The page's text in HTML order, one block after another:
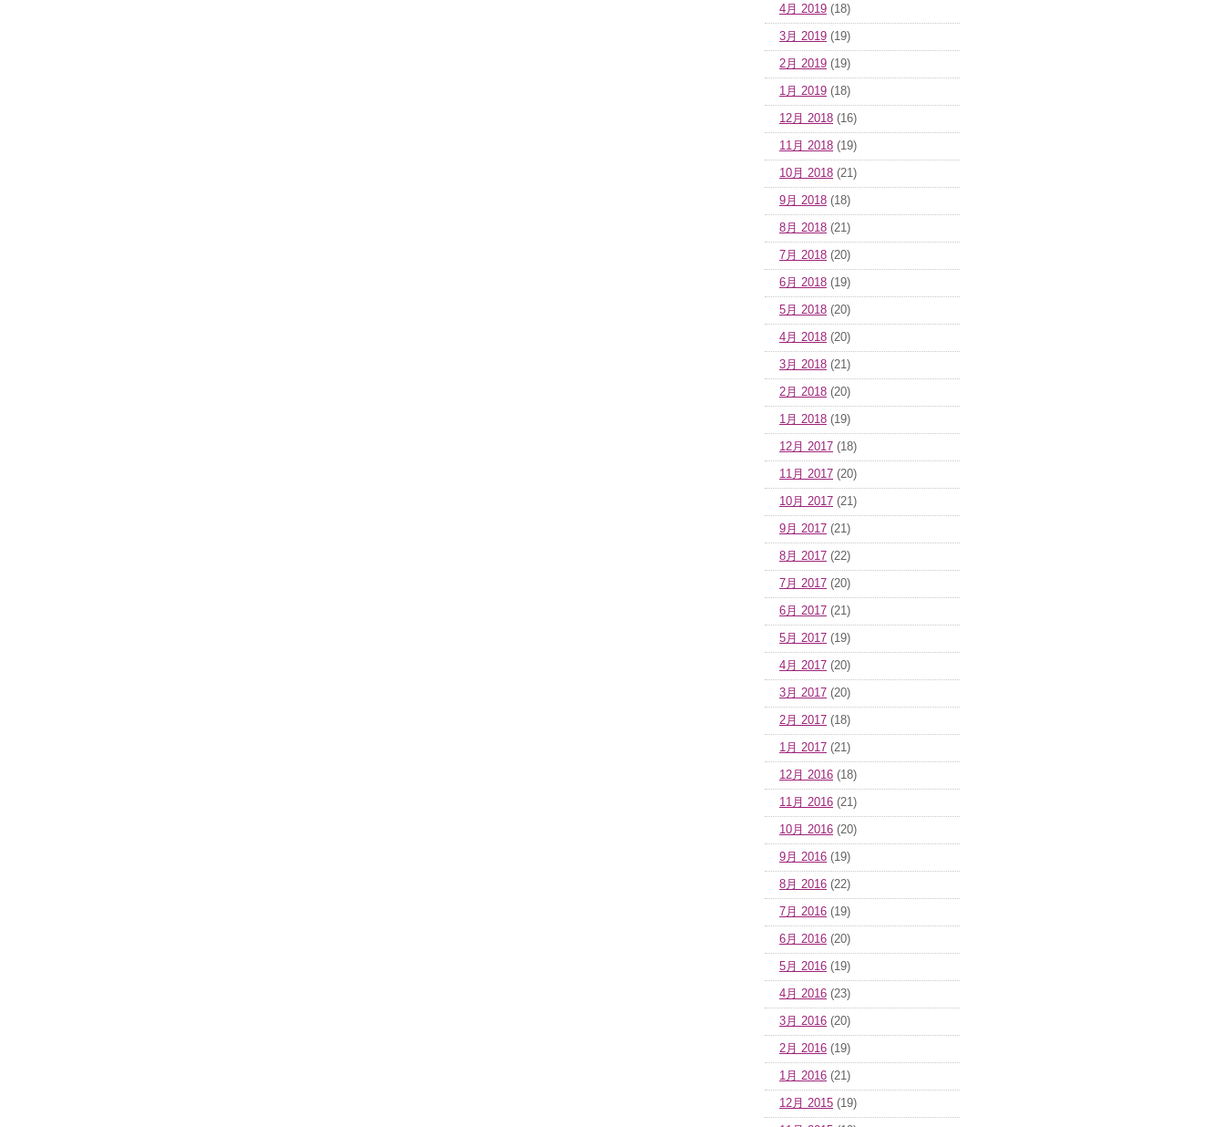
4月 2019 (18)
3月 2019 (19)
2月 2019 (19)
1月 2019 (18)
12月 2018 (16)
11月 2018 (19)
10月 2018 (21)
9月 2018 (18)
8月 2018 (21)
7月 2018 (20)
6月 2018 (19)
5月 2018 (20)
4月 2018 (20)
3月 2018 (21)
2月 2018 (20)
1月 2018 (19)
12月 2017 (18)
11月 2017 (20)
10月 2017 (21)
9月 2017 (21)
8月 2017 (22)
7月 2017 (20)
6月 2017 (21)
5月 2017 (19)
4月 2017 (20)
3月 2017 (20)
2月 2017 (18)
1月 2017 (21)
12月 2016 (18)
11月 2016 (21)
10月 2016 (20)
9月 2016 (19)
8月 2016 (22)
7月 2016 (19)
6月 2016 (20)
5月 2016 (19)
4月 2016 (23)
3月 2016 (20)
2月 2016 (19)
1月 2016 (21)
12月 2015 (19)